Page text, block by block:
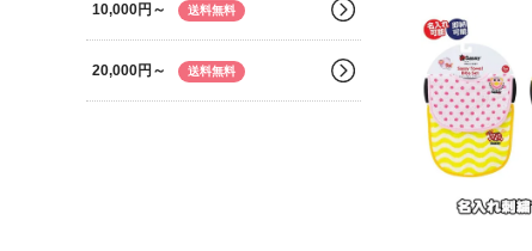
10,000円～ 送料無料
20,000円～ 送料無料